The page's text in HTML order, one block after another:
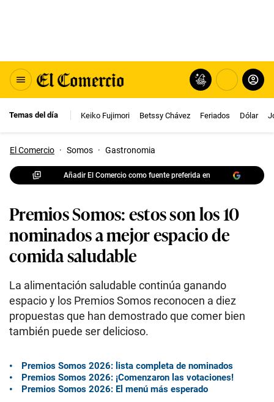
Temas del día Keiko Fujimori Betssy Chávez Feriados Dólar
El Comercio · Somos · Gastronomia
Añadir El Comercio como fuente preferida en
Premios Somos: estos son los 10
nominados a mejor espacio de
comida saludable
La alimentación saludable continúa ganando
espacio y los Premios Somos reconocen a diez
propuestas que han demostrado que comer bien
también puede ser delicioso.
Premios Somos 2026: lista completa de nominados
Premios Somos 2026: ¡Comenzaron las votaciones!
Premios Somos 2026: El menú más esperado